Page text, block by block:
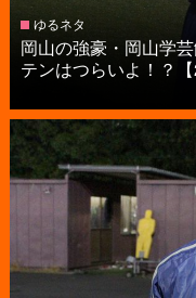
ゆるネタ
岡山の強豪・岡山学
テンはつらいよ！？